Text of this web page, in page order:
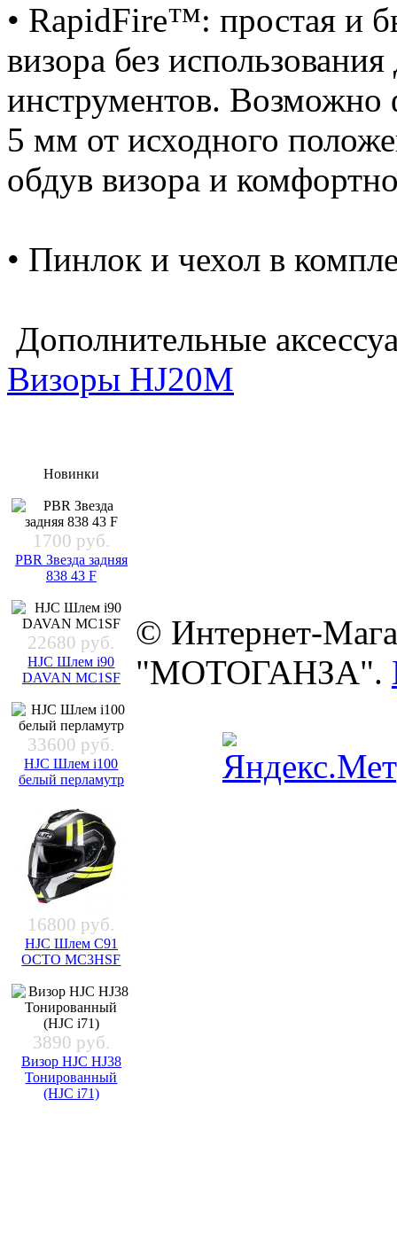
• RapidFire™: простая и
визора без
инструментов. Возможно
5 мм от исходного
обдув визора и
• Пинлок и чехол в
Дополнительные
Визоры HJ20M
Новинки
1700 руб.
PBR Звезда задняя
838 43 F
22680 руб.
HJC Шлем i90
DAVAN MC1SF
33600 руб.
HJC Шлем i100
белый перламутр
16800 руб.
HJC Шлем C91
OCTO MC3HSF
3890 руб.
Визор HJC HJ38
Тонированный
(HJC i71)
© Интернет-
"МОТОГАНЗА".